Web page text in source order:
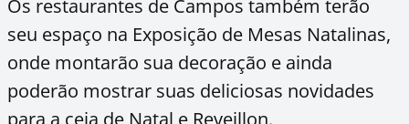
Os restaurantes de Campos também terão
seu espaço na Exposição de Mesas Natalinas,
onde montarão sua decoração e ainda
poderão mostrar suas deliciosas novidades
para a ceia de Natal e Reveillon.